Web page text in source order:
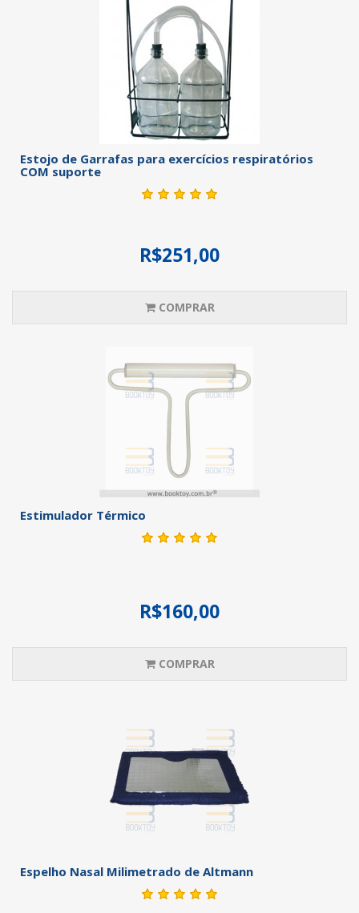
Estojo de Garrafas para exercícios respiratórios
COM suporte
R$251,00
COMPRAR
Estimulador Térmico
R$160,00
COMPRAR
Espelho Nasal Milimetrado de Altmann